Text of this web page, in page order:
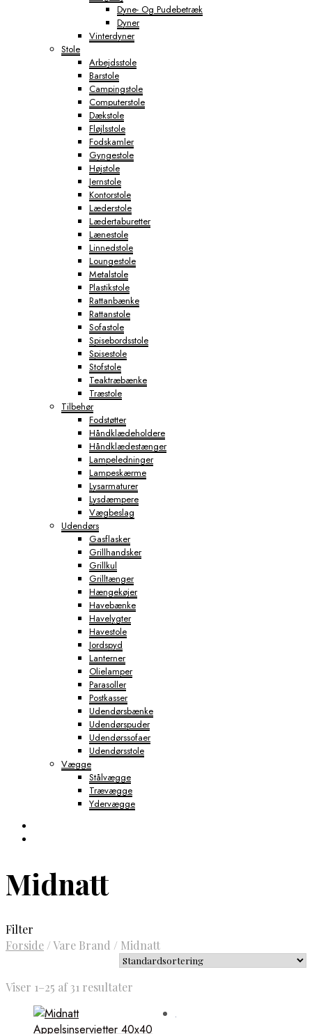
Dyne- Og Pudebetræk
Dyner
Vinterdyner
Stole
Arbejdsstole
Barstole
Campingstole
Computerstole
Dækstole
Fløjlsstole
Fodskamler
Gyngestole
Højstole
Jernstole
Kontorstole
Læderstole
Lædertaburetter
Lænestole
Linnedstole
Loungestole
Metalstole
Plastikstole
Rattanbænke
Rattanstole
Sofastole
Spisebordsstole
Spisestole
Stofstole
Teaktræbænke
Træstole
Tilbehør
Fodstøtter
Håndklædeholdere
Håndklædestænger
Lampeledninger
Lampeskærme
Lysarmaturer
Lysdæmpere
Vægbeslag
Udendørs
Gasflasker
Grillhandsker
Grillkul
Grilltænger
Hængekøjer
Havebænke
Havelygter
Havestole
Jordspyd
Lanterner
Olielamper
Parasoller
Postkasser
Udendørsbænke
Udendørspuder
Udendørssofaer
Udendørsstole
Vægge
Stålvægge
Trævægge
Ydervægge
Midnatt
Filter
Forside /Vare Brand / Midnatt
Viser 1–25 af 31 resultater